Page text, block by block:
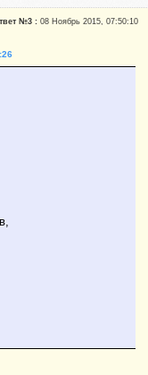
№3 :08 Ноябрь 2015, 07:50:10